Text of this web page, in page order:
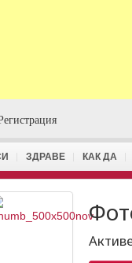
ЗДРАВЕ КАК ДА